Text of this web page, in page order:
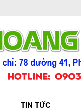
TIN TỨC